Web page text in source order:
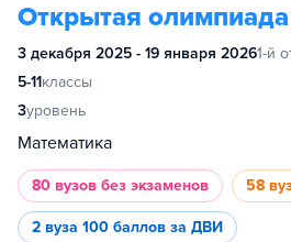
Открытая
3 декабря 2025 - 19 января 20261-й
5-11классы
3уровень
Математика
80 вузов без экзаменов 58
2 вуза 100 баллов за ДВИ